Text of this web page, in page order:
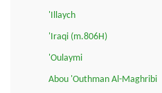
'Illaych
'Iraqi (m.806H)
'Oulaymi
Abou 'Outhman Al-Maghribi